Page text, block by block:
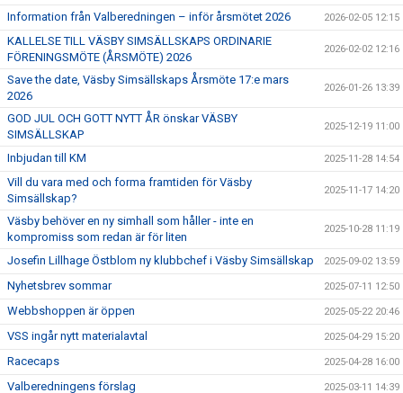
Information från Valberedningen – inför årsmötet 2026 2026-02-05 12:15
KALLELSE TILL VÄSBY SIMSÄLLSKAPS ORDINARIE
FÖRENINGSMÖTE (ÅRSMÖTE) 2026
2026-02-02 12:16
Save the date, Väsby Simsällskaps Årsmöte 17:e mars
2026
2026-01-26 13:39
GOD JUL OCH GOTT NYTT ÅR önskar VÄSBY
SIMSÄLLSKAP
2025-12-19 11:00
Inbjudan till KM 2025-11-28 14:54
Vill du vara med och forma framtiden för Väsby
Simsällskap?
2025-11-17 14:20
Väsby behöver en ny simhall som håller - inte en
kompromiss som redan är för liten
2025-10-28 11:19
Josefin Lillhage Östblom ny klubbchef i Väsby Simsällskap 2025-09-02 13:59
Nyhetsbrev sommar 2025-07-11 12:50
Webbshoppen är öppen 2025-05-22 20:46
VSS ingår nytt materialavtal 2025-04-29 15:20
Racecaps 2025-04-28 16:00
Valberedningens förslag 2025-03-11 14:39